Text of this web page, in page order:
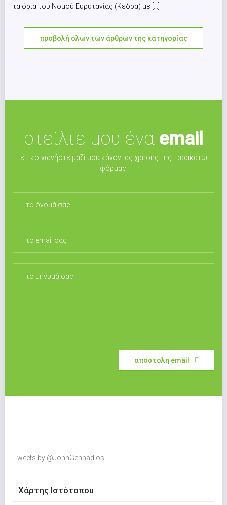
τα όρια του Νομού Ευρυτανίας (Κέδρα) με [...]
προβολή όλων των άρθρων της κατηγορίας
στείλτε μου έναemail
επικοινωνήστε μαζί μου κάνοντας χρήσης της παρακάτω
φόρμας.
αποστολη email
Tweets by @JohnGennadios
Χάρτης Ιστότοπου